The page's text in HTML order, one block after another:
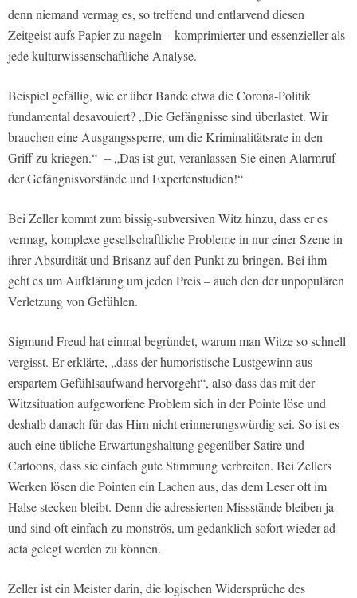
denn niemand vermag es, so treffend und entlarvend diesen
Zeitgeist aufs Papier zu nageln – komprimierter und essenzieller als
jede kulturwissenschaftliche Analyse.
Beispiel gefällig, wie er über Bande etwa die Corona-Politik
fundamental desavouiert? „Die Gefängnisse sind überlastet. Wir
brauchen eine Ausgangssperre, um die Kriminalitätsrate in den
Griff zu kriegen.“ – „Das ist gut, veranlassen Sie einen Alarmruf
der Gefängnisvorstände und Expertenstudien!“
Bei Zeller kommt zum bissig-subversiven Witz hinzu, dass er es
vermag, komplexe gesellschaftliche Probleme in nur einer Szene in
ihrer Absurdität und Brisanz auf den Punkt zu bringen. Bei ihm
geht es um Aufklärung um jeden Preis – auch den der unpopulären
Verletzung von Gefühlen.
Sigmund Freud hat einmal begründet, warum man Witze so schnell
vergisst. Er erklärte, „dass der humoristische Lustgewinn aus
erspartem Gefühlsaufwand hervorgeht“, also dass das mit der
Witzsituation aufgeworfene Problem sich in der Pointe löse und
deshalb danach für das Hirn nicht erinnerungswürdig sei. So ist es
auch eine übliche Erwartungshaltung gegenüber Satire und
Cartoons, dass sie einfach gute Stimmung verbreiten. Bei Zellers
Werken lösen die Pointen ein Lachen aus, das dem Leser oft im
Halse stecken bleibt. Denn die adressierten Missstände bleiben ja
und sind oft einfach zu monströs, um gedanklich sofort wieder ad
acta gelegt werden zu können.
Zeller ist ein Meister darin, die logischen Widersprüche des